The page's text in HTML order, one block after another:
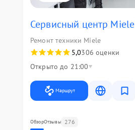
Сервисный центр Miele
Ремонт техники Miele
5,0306 оценки
Открыто до 21:00
Маршрут
ОбзорОтзывы 276